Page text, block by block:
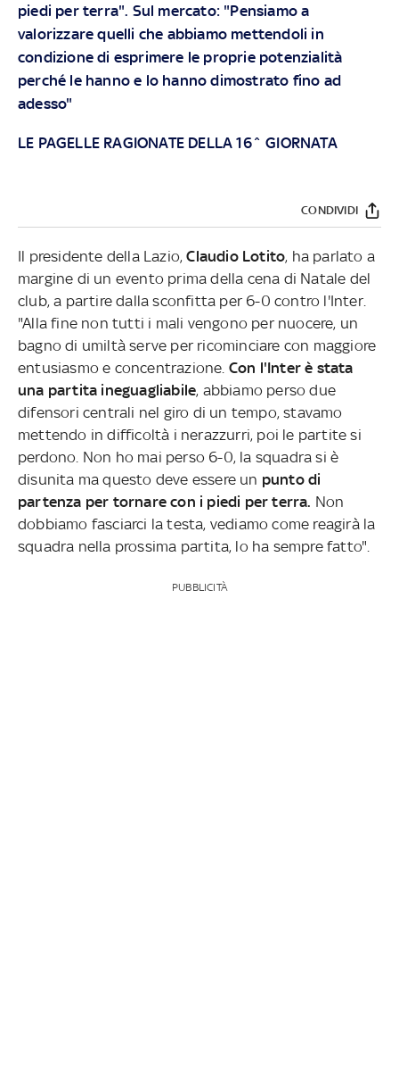
piedi per terra". Sul mercato: "Pensiamo a
valorizzare quelli che abbiamo mettendoli in
condizione di esprimere le proprie potenzialità
perché le hanno e lo hanno dimostrato fino ad
adesso"
LE PAGELLE RAGIONATE DELLA 16^ GIORNATA
CONDIVIDI
Il presidente della Lazio,Claudio Lotito, ha parlato a
margine di un evento prima della cena di Natale del
club, a partire dalla sconfitta per 6-0 contro l'Inter.
"Alla fine non tutti i mali vengono per nuocere, un
bagno di umiltà serve per ricominciare con maggiore
entusiasmo e concentrazione. Con l'Inter è stata
una partita ineguagliabile, abbiamo perso due
difensori centrali nel giro di un tempo, stavamo
mettendo in difficoltà i nerazzurri, poi le partite si
perdono. Non ho mai perso 6-0, la squadra si è
disunita ma questo deve essere un punto di
partenza per tornare con i piedi per terra. Non
dobbiamo fasciarci la testa, vediamo come reagirà la
squadra nella prossima partita, lo ha sempre fatto".
PUBBLICITÀ